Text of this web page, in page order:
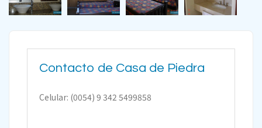
Contacto de Casa de Piedra
Celular: (0054) 9 342 5499858